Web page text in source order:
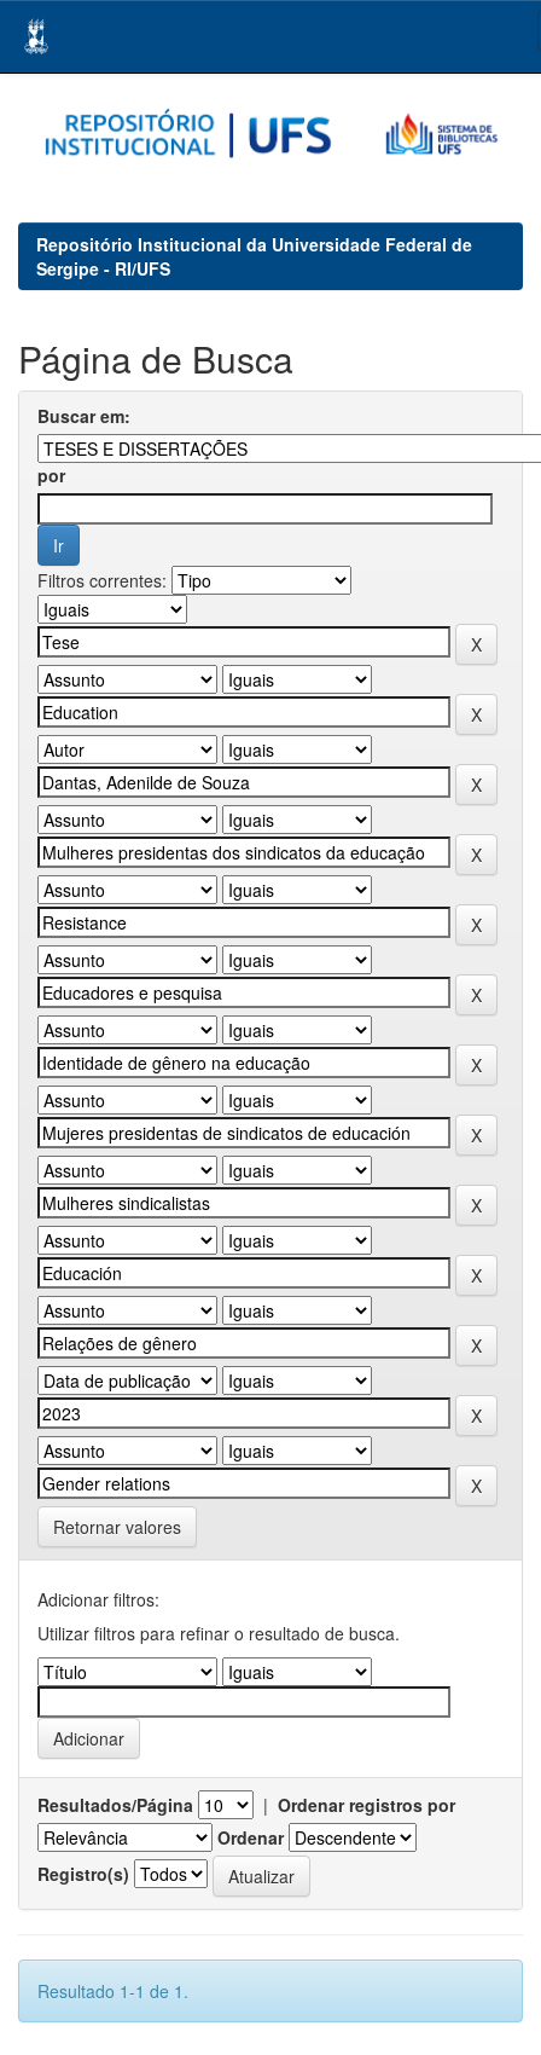
navigation
Repositório Institucional da Universidade Federal de
Sergipe - RI/UFS
Página de Busca
Buscar em:
por
Filtros correntes:
Retornar valores
Adicionar filtros:
Utilizar filtros para refinar o resultado de busca.
Resultados/Página | Ordenar registros por
Ordenar
Registro(s)
Resultado 1-1 de 1.